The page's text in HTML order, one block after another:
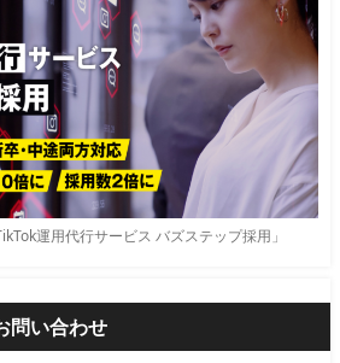
運用代行サービス バズステップ採用」
問い合わせ